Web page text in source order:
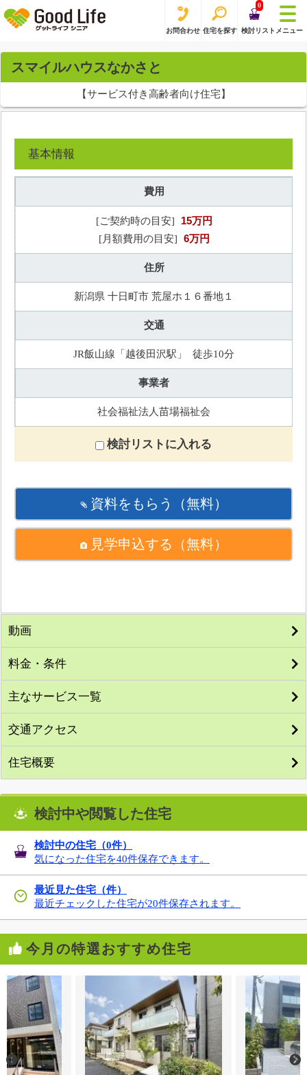
お問合わせ 住宅を探す
0
検討リスト メニュー
スマイルハウスなかさと
【サービス付き高齢者向け住宅】
基本情報
費用
[ご契約時の目安] 15万円
[月額費用の目安] 6万円
住所
新潟県 十日町市 荒屋ホ１６番地１
交通
JR飯山線「越後田沢駅」 徒歩10分
事業者
社会福祉法人苗場福祉会
検討リストに入れる
資料をもらう （無料）
見学申込する （無料）
動画
料金・条件
主なサービス一覧
交通アクセス
住宅概要
検討中や閲覧した住宅
検討中の住宅（0件）
気になった住宅を40件保存できます。
最近見た住宅（件）
最近チェックした住宅が20件保存されます。
今月の特選おすすめ住宅